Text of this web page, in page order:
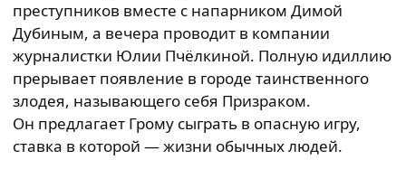
преступников вместе с напарником Димой
Дубиным, а вечера проводит в компании
журналистки Юлии Пчёлкиной. Полную идиллию
прерывает появление в городе таинственного
злодея, называющего себя Призраком.
Он предлагает Грому сыграть в опасную игру,
ставка в которой — жизни обычных людей.